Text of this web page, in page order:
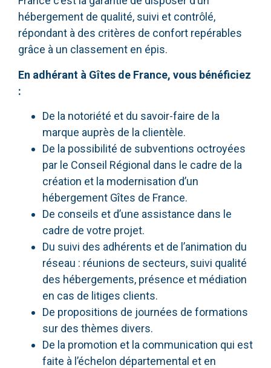
hébergement de qualité, suivi et contrôlé,
répondant à des critères de confort repérables
grâce à un classement en épis.
En adhérant à Gîtes de France, vous bénéficiez
:
De la notoriété et du savoir-faire de la
marque auprès de la clientèle.
De la possibilité de subventions octroyées
par le Conseil Régional dans le cadre de la
création et la modernisation d’un
hébergement Gîtes de France.
De conseils et d’une assistance dans le
cadre de votre projet.
Du suivi des adhérents et de l’animation du
réseau : réunions de secteurs, suivi qualité
des hébergements, présence et médiation
en cas de litiges clients.
De propositions de journées de formations
sur des thèmes divers.
De la promotion et la communication qui est
faite à l’échelon départemental et en